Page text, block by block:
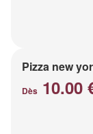
Pizza new
Dès 10.00